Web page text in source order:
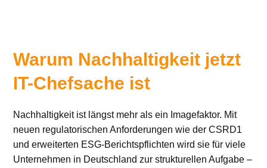
Warum Nachhaltigkeit jetzt
IT-Chefsache ist
Nachhaltigkeit ist längst mehr als ein Imagefaktor. Mit
neuen regulatorischen Anforderungen wie der CSRD1
und erweiterten ESG-Berichtspflichten wird sie für viele
Unternehmen in Deutschland zur strukturellen Aufgabe –